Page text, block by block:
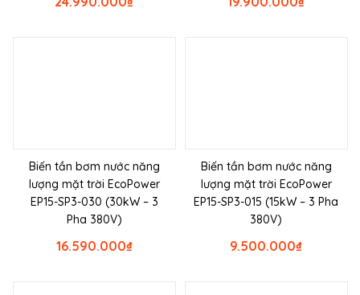
Biến tần bơm nước năng
lượng mặt trời EcoPower
EP15-SP3-030 (30kW – 3
Pha 380V)
₫
16.590.000
Biến tần bơm nước năng
lượng mặt trời EcoPower
EP15-SP3-015 (15kW – 3 Pha
380V)
₫
9.500.000